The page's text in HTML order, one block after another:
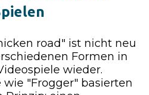
road" ist nicht neu
Formen in
wieder.
wie "Frogger" basierten